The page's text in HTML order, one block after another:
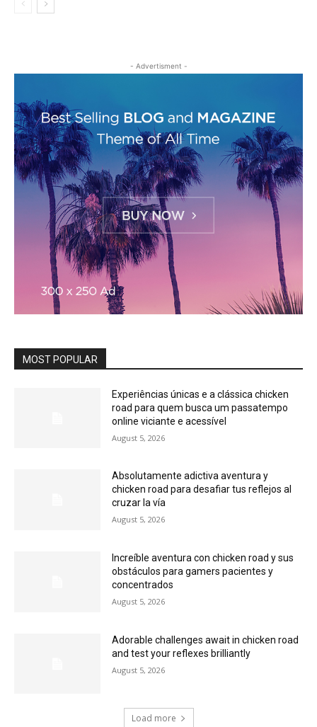
- Advertisment -
MOST POPULAR
Experiências únicas e a clássica chicken
road para quem busca um passatempo
online viciante e acessível
August 5, 2026
Absolutamente adictiva aventura y
chicken road para desafiar tus reflejos al
cruzar la vía
August 5, 2026
Increíble aventura con chicken road y sus
obstáculos para gamers pacientes y
concentrados
August 5, 2026
Adorable challenges await in chicken road
and test your reflexes brilliantly
August 5, 2026
Load more